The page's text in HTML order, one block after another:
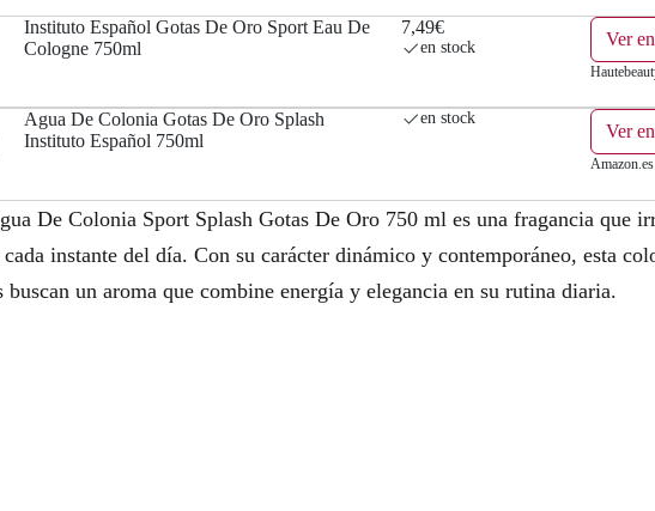
Instituto Español Gotas De Oro Sport Eau De
Cologne 750ml
7,49€
en stock Ver
Agua De Colonia Gotas De Oro Splash
Instituto Español 750ml
en stock
Ver
Amazon.es
De Colonia Sport Splash Gotas De Oro 750 ml es una fragancia que
cada instante del día. Con su carácter dinámico y contemporáneo, esta
buscan un aroma que combine energía y elegancia en su rutina diaria.